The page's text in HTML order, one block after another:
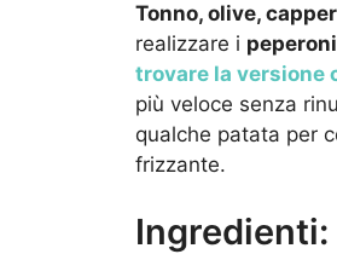
Tonno, olive,
realizzare i
trovare la versione
più veloce senza
qualche patata per
frizzante.
Ingredienti: